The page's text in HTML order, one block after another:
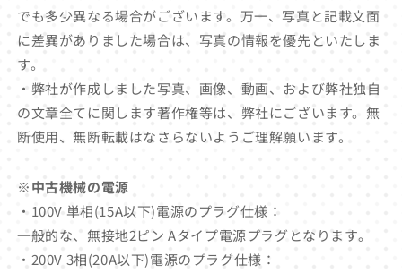
でも多少異なる場合がございます。万一、写真と記載文面
に差異がありました場合は、写真の情報を優先といたしま
す。
・弊社が作成しました写真、画像、動画、および弊社独自
の文章全てに関します著作権等は、弊社にございます。無
断使用、無断転載はなさらないようご理解願います。
※中古機械の電源
・100V 単相(15A以下)電源のプラグ仕様：
一般的な、無接地2ピン Aタイプ電源プラグとなります。
・200V 3相(20A以下)電源のプラグ仕様：